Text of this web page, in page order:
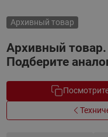
Архивный товар
Архивный
Подберите